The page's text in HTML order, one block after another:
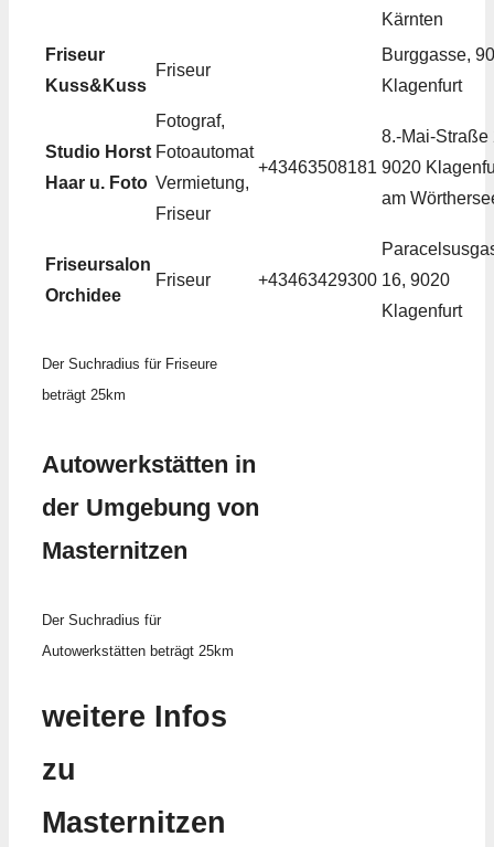
Kärnten
Friseur
Kuss&Kuss
Friseur
Burggasse,
Klagenfurt
Studio Horst
Haar u. Foto
Fotograf,
Fotoautomat
Vermietung,
Friseur
+43463508181
8.-Mai-Straße
9020
am
Friseursalon
Orchidee
Friseur +43463429300 16, 9020
Klagenfurt
Der Suchradius für Friseure
beträgt 25km
Autowerkstätten in
der Umgebung von
Masternitzen
Der Suchradius für
Autowerkstätten beträgt 25km
weitere Infos
zu
Masternitzen